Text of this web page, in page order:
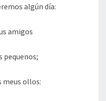
algún día:
amigos
pequenos;
meus ollos: